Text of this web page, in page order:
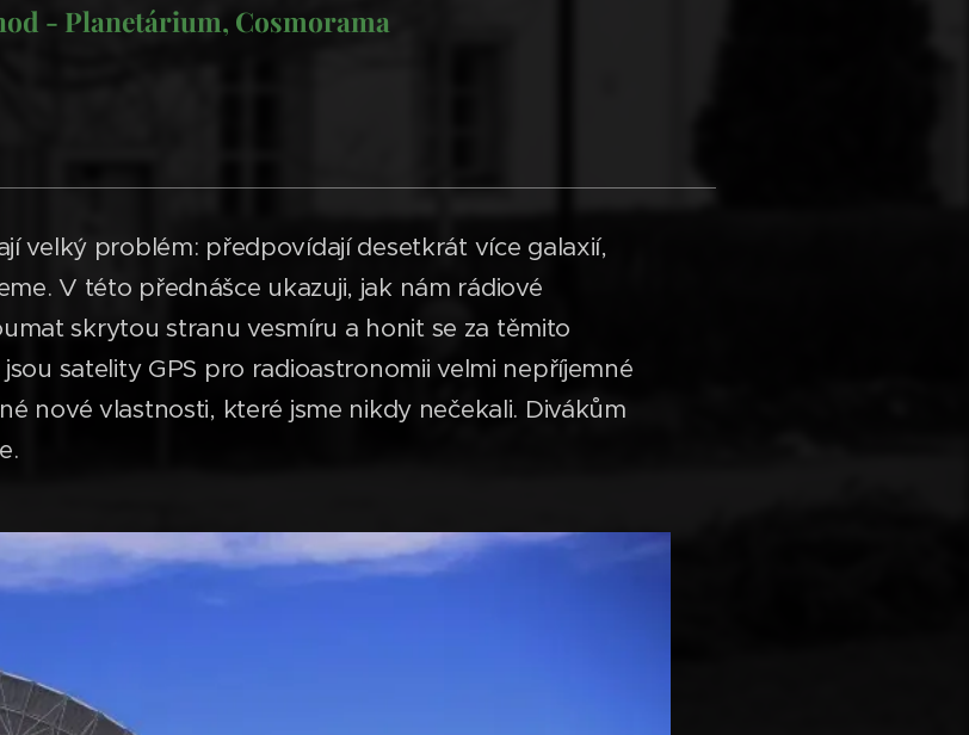
- Planetárium, Cosmorama
velký problém: předpovídají desetkrát více galaxií,
V této přednášce ukazuji, jak nám rádiové
skrytou stranu vesmíru a honit se za těmito
satelity GPS pro radioastronomii velmi nepříjemné
nové vlastnosti, které jsme nikdy nečekali. Divákům